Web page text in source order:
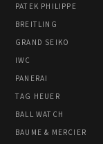
PATEK PHILIPPE
BREITLING
GRAND SEIKO
IWC
PANERAI
TAG HEUER
BALL WATCH
BAUME & MERCIER